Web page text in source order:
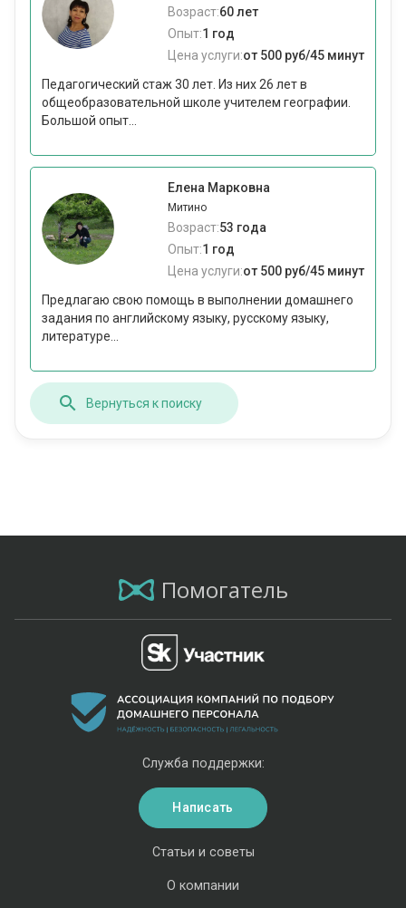
Возраст:60 лет
Опыт:1 год
Цена услуги:от 500 руб/45 минут
Педагогический стаж 30 лет. Из них 26 лет в
общеобразовательной школе учителем географии.
Большой опыт...
Елена Марковна
Митино
Возраст:53 года
Опыт:1 год
Цена услуги:от 500 руб/45 минут
Предлагаю свою помощь в выполнении домашнего
задания по английскому языку, русскому языку,
литературе...
Вернуться к поиску
Помогатель
Статьи и советы
О компании
Служба поддержки:
Написать